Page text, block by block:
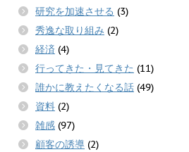
研究を加速させる (3)
秀逸な取り組み (2)
経済 (4)
行ってきた・見てきた (11)
誰かに教えたくなる話 (49)
資料 (2)
雑感 (97)
顧客の誘導 (2)